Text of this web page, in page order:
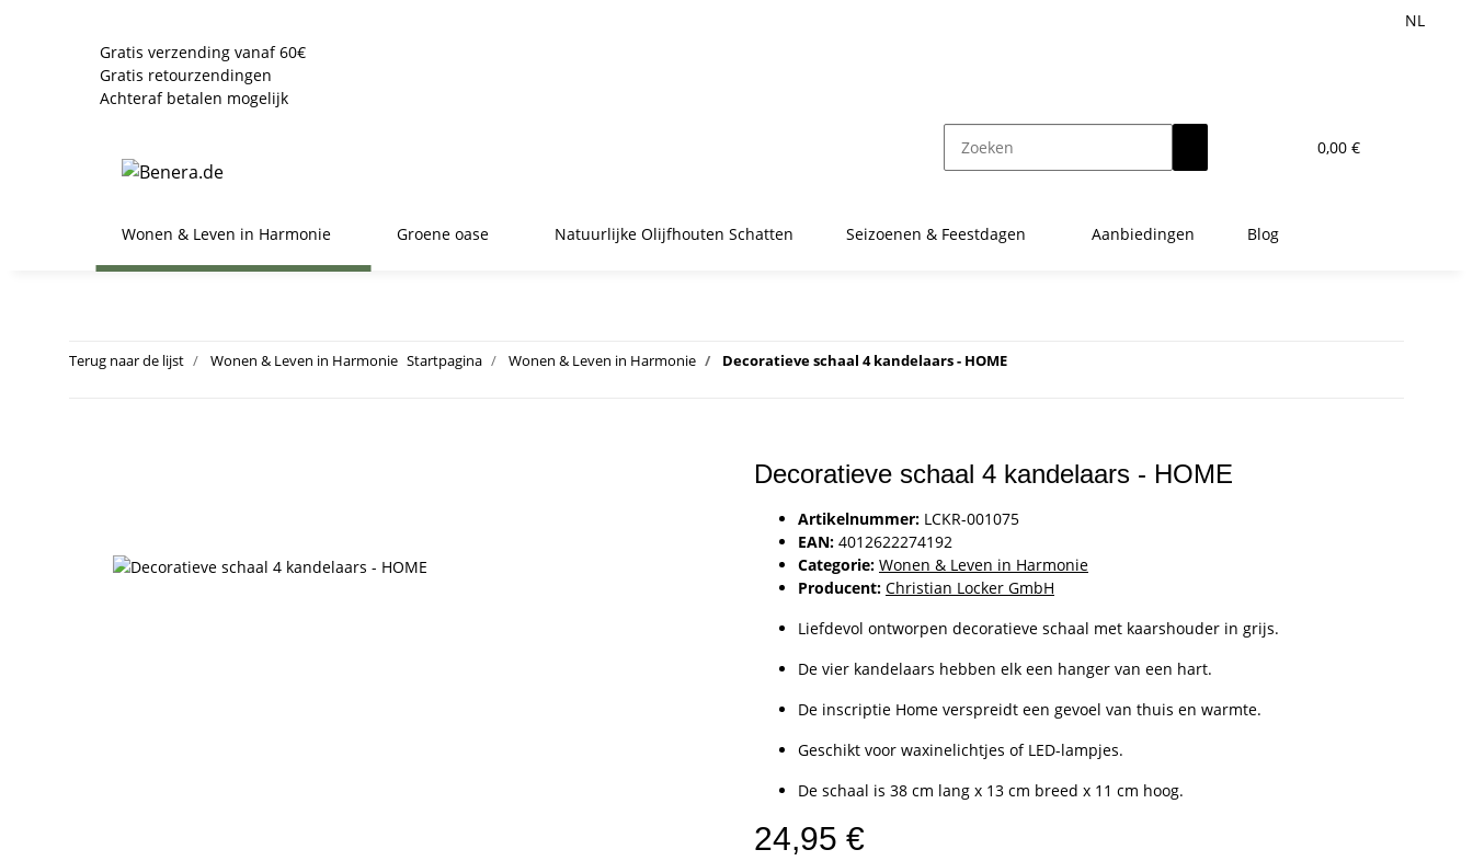
NL
Gratis verzending vanaf 60€
Gratis retourzendingen
Achteraf betalen mogelijk
0,00 €
Wonen & Leven in Harmonie Groene oase Natuurlijke Olijfhouten Schatten Seizoenen & Feestdagen Aanbiedingen Blog
Terug naar de lijst Wonen & Leven in Harmonie Startpagina Wonen & Leven in Harmonie Decoratieve schaal 4 kandelaars - HOME
Decoratieve schaal 4 kandelaars - HOME
Artikelnummer: LCKR-001075
EAN: 4012622274192
Categorie: Wonen & Leven in Harmonie
Producent: Christian Locker GmbH
Liefdevol ontworpen decoratieve schaal met kaarshouder in grijs.
De vier kandelaars hebben elk een hanger van een hart.
De inscriptie Home verspreidt een gevoel van thuis en warmte.
Geschikt voor waxinelichtjes of LED-lampjes.
De schaal is 38 cm lang x 13 cm breed x 11 cm hoog.
24,95 €